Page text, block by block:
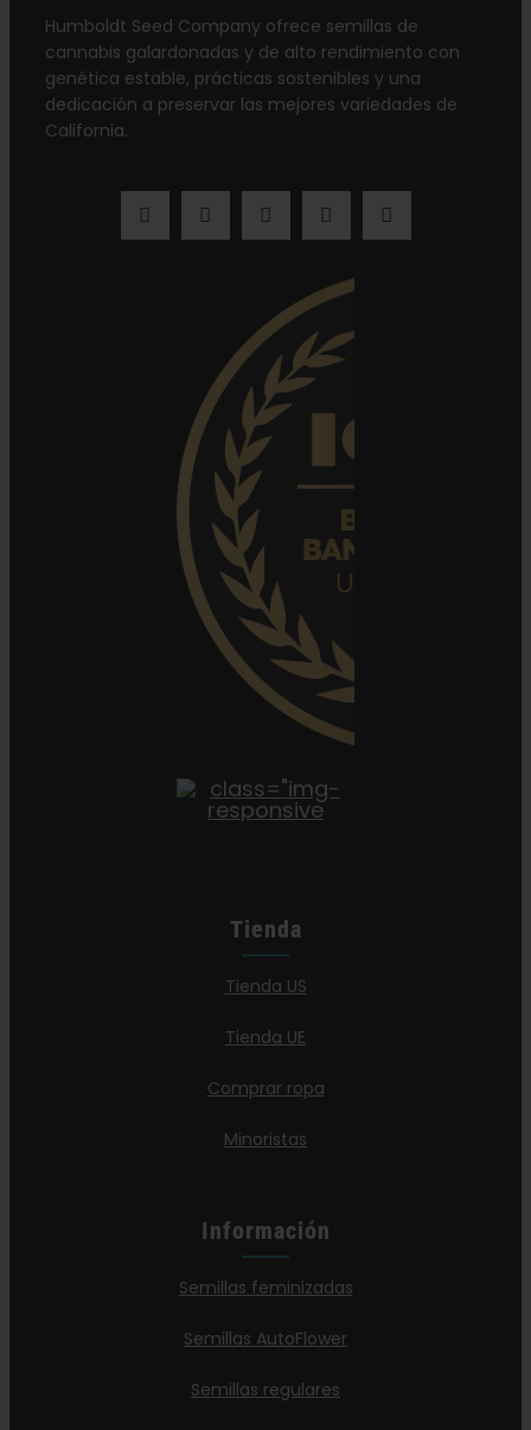
Humboldt Seed Company ofrece semillas de
cannabis galardonadas y de alto rendimiento con
genética estable, prácticas sostenibles y una
dedicación a preservar las mejores variedades de
California.
Tienda
Tienda US
Tienda UE
Comprar ropa
Minoristas
Información
Semillas feminizadas
Semillas AutoFlower
Semillas regulares